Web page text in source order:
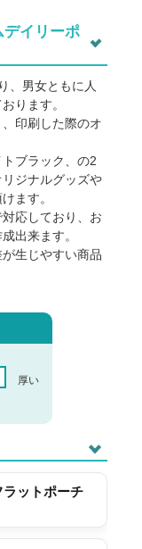
デイリーポ
、男女ともに人
ります。
印刷した際のオ
ブラック、の2
ジナルグッズや
ます。
応しており、お
出来ます。
生じやすい商品
厚い
ットポーチ